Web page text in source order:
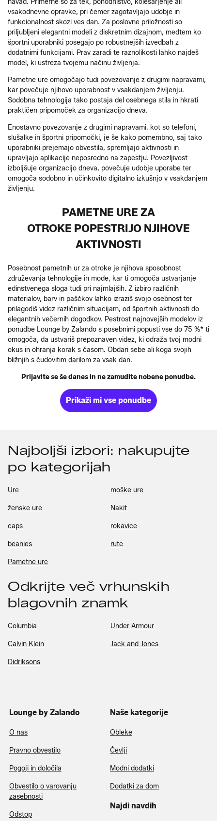
navad. Primerne so za tek, pohodništvo, kolesarjenje ali
vsakodnevne opravke, pri čemer zagotavljajo udobje in
funkcionalnost skozi ves dan. Za poslovne priložnosti so
priljubljeni elegantni modeli z diskretnim dizajnom, medtem ko
športni uporabniki posegajo po robustnejših izvedbah z
dodatnimi funkcijami. Prav zaradi te raznolikosti lahko najdeš
model, ki ustreza tvojemu načinu življenja.
Pametne ure omogočajo tudi povezovanje z drugimi napravami,
kar povečuje njihovo uporabnost v vsakdanjem življenju.
Sodobna tehnologija tako postaja del osebnega stila in hkrati
praktičen pripomoček za organizacijo dneva.
Enostavno povezovanje z drugimi napravami, kot so telefoni,
slušalke in športni pripomočki, je še kako pomembno, saj tako
uporabniki prejemajo obvestila, spremljajo aktivnosti in
upravljajo aplikacije neposredno na zapestju. Povezljivost
izboljšuje organizacijo dneva, povečuje udobje uporabe ter
omogoča sodobno in učinkovito digitalno izkušnjo v vsakdanjem
življenju.
PAMETNE URE ZA
OTROKE POPESTRIJO NJIHOVE
AKTIVNOSTI
Posebnost pametnih ur za otroke je njihova sposobnost
združevanja tehnologije in mode, kar ti omogoča ustvarjanje
edinstvenega sloga tudi pri najmlajših. Z izbiro različnih
materialov, barv in paščkov lahko izraziš svojo osebnost ter
prilagodiš videz različnim situacijam, od športnih aktivnosti do
elegantnih večernih dogodkov. Pestrost najnovejših modelov iz
ponudbe Lounge by Zalando s posebnimi popusti vse do 75 %* ti
omogoča, da ustvariš prepoznaven videz, ki odraža tvoj modni
okus in ohranja korak s časom. Obdari sebe ali koga svojih
bližnjih s čudovitim darilom za vsak dan.
Prijavite se še danes in ne zamudite nobene ponudbe.
Prikaži mi vse ponudbe
Najboljši izbori: nakupujte
po kategorijah
Ure moške ure
ženske ure Nakit
caps rokavice
beanies rute
Pametne ure
Odkrijte več vrhunskih
blagovnih znamk
Columbia Under Armour
Calvin Klein Jack and Jones
Didriksons
Lounge by Zalando
O nas
Pravno obvestilo
Pogoji in določila
Obvestilo o varovanju
zasebnosti
Odstop
Naše kategorije
Obleke
Čevlji
Modni dodatki
Dodatki za dom
Najdi navdih